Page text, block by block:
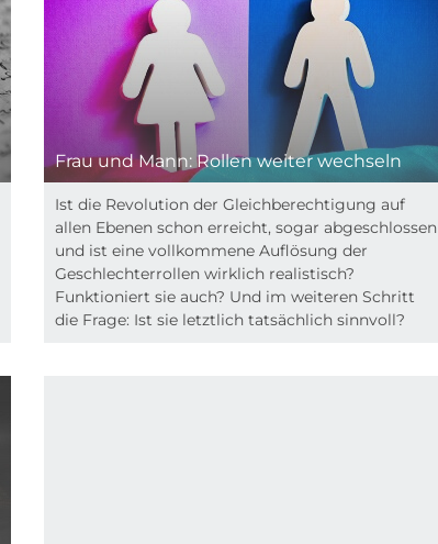
Frau und Mann: Rollen weiter wechseln
Ist die Revolution der Gleichberechtigung auf
allen Ebenen schon erreicht, sogar abgeschlossen
und ist eine vollkommene Auflösung der
Geschlechterrollen wirklich realistisch?
Funktioniert sie auch? Und im weiteren Schritt
die Frage: Ist sie letztlich tatsächlich sinnvoll?